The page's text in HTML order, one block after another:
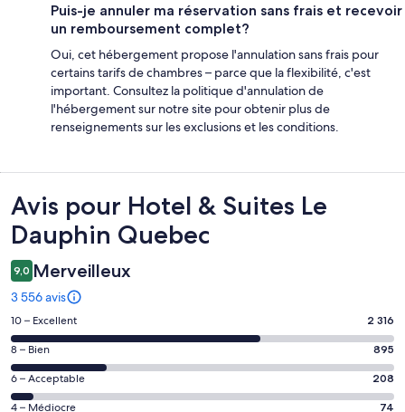
Puis-je annuler ma réservation sans frais et recevoir
un remboursement complet?
Oui, cet hébergement propose l'annulation sans frais pour
certains tarifs de chambres – parce que la flexibilité, c'est
important. Consultez la politique d'annulation de
l'hébergement sur notre site pour obtenir plus de
renseignements sur les exclusions et les conditions.
Avis
Avis pour Hotel & Suites Le
Dauphin Quebec
9,0 Merveilleux
3 556 avis
Note
de 10
–
Excellent,
d’après
10 – Excellent 2 316
Note
de 8
–
Bien,
8 – Bien 895
Note
de 6
6 – Acceptable 208
4 – Médiocre 74